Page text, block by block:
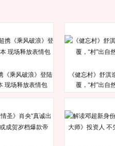
《乘风破浪》登陆
现场释放表情包
《健忘村》舒淇
覆，“村”出自